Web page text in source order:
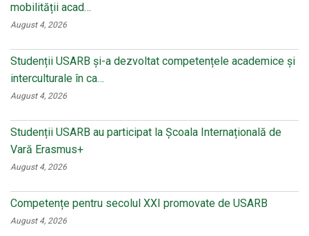
mobilității acad…
August 4, 2026
Studenții USARB și-a dezvoltat competențele academice și
interculturale în ca…
August 4, 2026
Studenții USARB au participat la Școala Internațională de
Vară Erasmus+
August 4, 2026
Competențe pentru secolul XXI promovate de USARB
August 4, 2026